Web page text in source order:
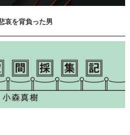
哀を背負った男